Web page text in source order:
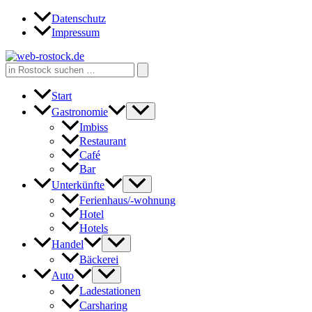
Zum
Inhalt
Datenschutz
Impressum
Search
for:
Start
Gastronomie
Imbiss
Restaurant
Café
Bar
Unterkünfte
Ferienhaus/-wohnung
Hotel
Hotels
Handel
Bäckerei
Auto
Ladestationen
Carsharing